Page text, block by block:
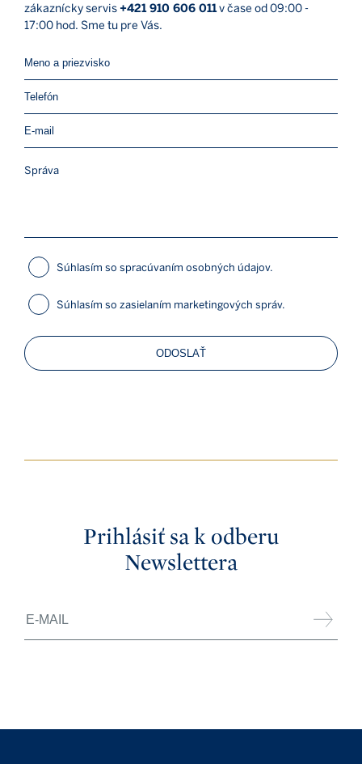
zákaznícky servis +421 910 606 011v čase od 09:00 -
17:00 hod. Sme tu pre Vás.
Súhlasím so spracúvaním osobných údajov.
Súhlasím so zasielaním marketingových správ.
ODOSLAŤ
Prihlásiť sa k odberu
Newslettera